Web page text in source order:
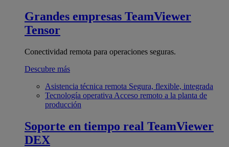
Grandes empresas TeamViewer
Tensor
Conectividad remota para operaciones seguras.
Descubre más
Asistencia técnica remota Segura, flexible, integrada
Tecnología operativa Acceso remoto a la planta de
producción
Soporte en tiempo real TeamViewer
DEX